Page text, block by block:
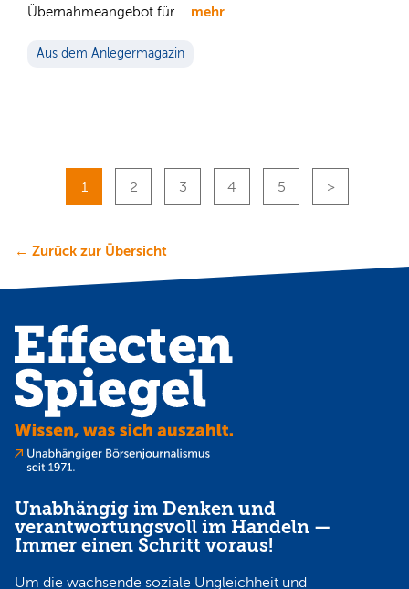
Übernahmeangebot für… mehr
Aus dem Anlegermagazin
1 2 3 4 5
← Zurück zur Übersicht
Unabhängig im Denken und
verantwortungsvoll im Handeln —
Immer einen Schritt voraus!
Um die wachsende soziale Ungleichheit und